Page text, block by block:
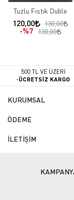
Tuzlu Fıstık Duble
120,00
130,00
%7 130,00
500 TL VE ÜZERİ
-ÜCRETSİZ KARGO
KURUMSAL
ÖDEME
İLETİŞİM